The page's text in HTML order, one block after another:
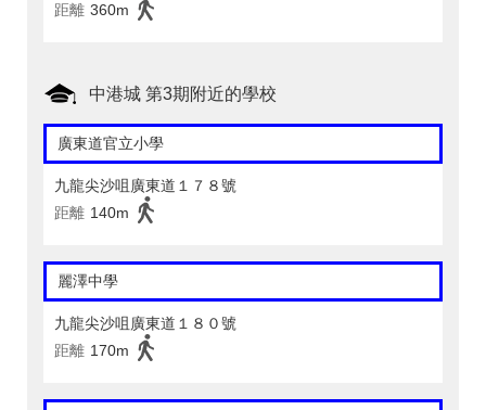
距離 360m
中港城 第3期附近的學校
廣東道官立小學
九龍尖沙咀廣東道１７８號
距離 140m
麗澤中學
九龍尖沙咀廣東道１８０號
距離 170m